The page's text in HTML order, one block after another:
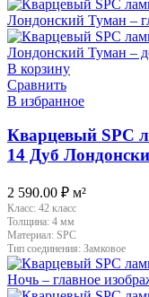
В корзину
Сравнить
В избранное
Кварцевый SPC
14 Дуб
2 590.00 ₽ м²
Класс: 42 класс
Толщина: 4 мм
Материал: SPC
Тип соединения: Замковое